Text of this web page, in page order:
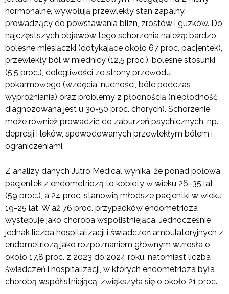
hormonalne, wywołują przewlekły stan zapalny,
prowadzący do powstawania blizn, zrostów i guzków. Do
najczęstszych objawów tego schorzenia należą: bardzo
bolesne miesiączki (dotykające około 67 proc. pacjentek),
przewlekły ból w miednicy (12,5 proc.), bolesne stosunki
(5,5 proc.), dolegliwości ze strony przewodu
pokarmowego (wzdęcia, nudności, bóle podczas
wypróżniania) oraz problemy z płodnością (niepłodność
diagnozowana jest u 30-50 proc. chorych). Schorzenie
może również prowadzić do zaburzeń psychicznych, np.
depresji i lęków, spowodowanych przewlekłym bólem i
ograniczeniami.
Z analizy danych Jutro Medical wynika, że ponad połowa
pacjentek z endometriozą to kobiety w wieku 26–35 lat
(59 proc.), a 24 proc. stanowią młodsze pacjentki w wieku
19-25 lat. W aż 76 proc. przypadków endometrioza
występuje jako choroba współistniejąca. Jednocześnie
jednak liczba hospitalizacji i świadczeń ambulatoryjnych z
endometriozą jako rozpoznaniem głównym wzrosła o
około 17,8 proc. z 2023 do 2024 roku, natomiast liczba
świadczeń i hospitalizacji, w których endometrioza była
chorobą współistniejącą, zwiększyła się o około 21 proc.